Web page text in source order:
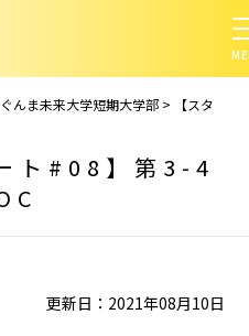
んま未来大学短期大学部 >
【スタ
ト#08】第3-4
更新日：2021年08月10日